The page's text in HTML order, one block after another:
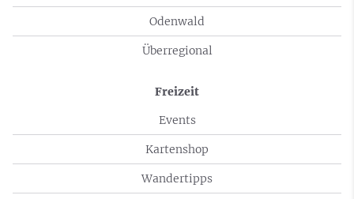
Odenwald
Überregional
Freizeit
Events
Kartenshop
Wandertipps